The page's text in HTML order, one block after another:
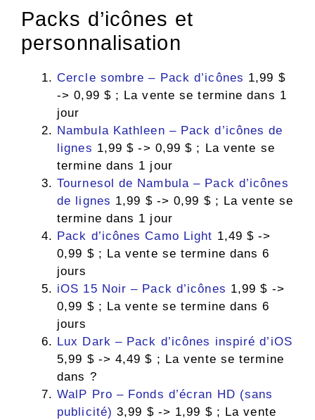
Packs d’icônes et
personnalisation
Cercle sombre – Pack d’icônes 1,99 $
-> 0,99 $ ; La vente se termine dans 1
jour
Nambula Kathleen – Pack d’icônes de
lignes 1,99 $ -> 0,99 $ ; La vente se
termine dans 1 jour
Tournesol de Nambula – Pack d’icônes
de lignes 1,99 $ -> 0,99 $ ; La vente se
termine dans 1 jour
Pack d’icônes Camo Light 1,49 $ ->
0,99 $ ; La vente se termine dans 6
jours
iOS 15 Noir – Pack d’icônes 1,99 $ ->
0,99 $ ; La vente se termine dans 6
jours
Lux Dark – Pack d’icônes inspiré d’iOS
5,99 $ -> 4,49 $ ; La vente se termine
dans ?
WalP Pro – Fonds d’écran HD (sans
publicité) 3,99 $ -> 1,99 $ ; La vente